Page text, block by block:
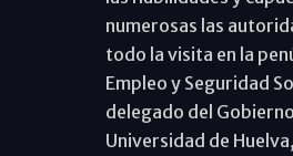
numerosas las
todo la visita en la
Empleo y Seguridad
delegado del
Universidad de